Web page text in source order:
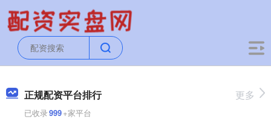
正规配资平台排行
已收录999+家平台
更多